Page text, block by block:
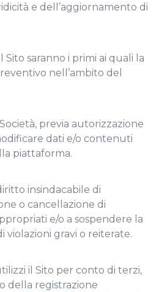
e dell’aggiornamento di
saranno i primi ai quali la
nell’ambito del
previa autorizzazione
dati e/o contenuti
piattaforma.
insindacabile di
o cancellazione di
e/o a sospendere la
violazioni gravi o reiterate.
il Sito per conto di terzi,
della registrazione